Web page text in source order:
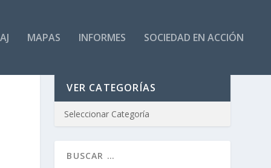
MAPAS INFORMES SOCIEDAD EN ACCIÓN
VER CATEGORÍAS